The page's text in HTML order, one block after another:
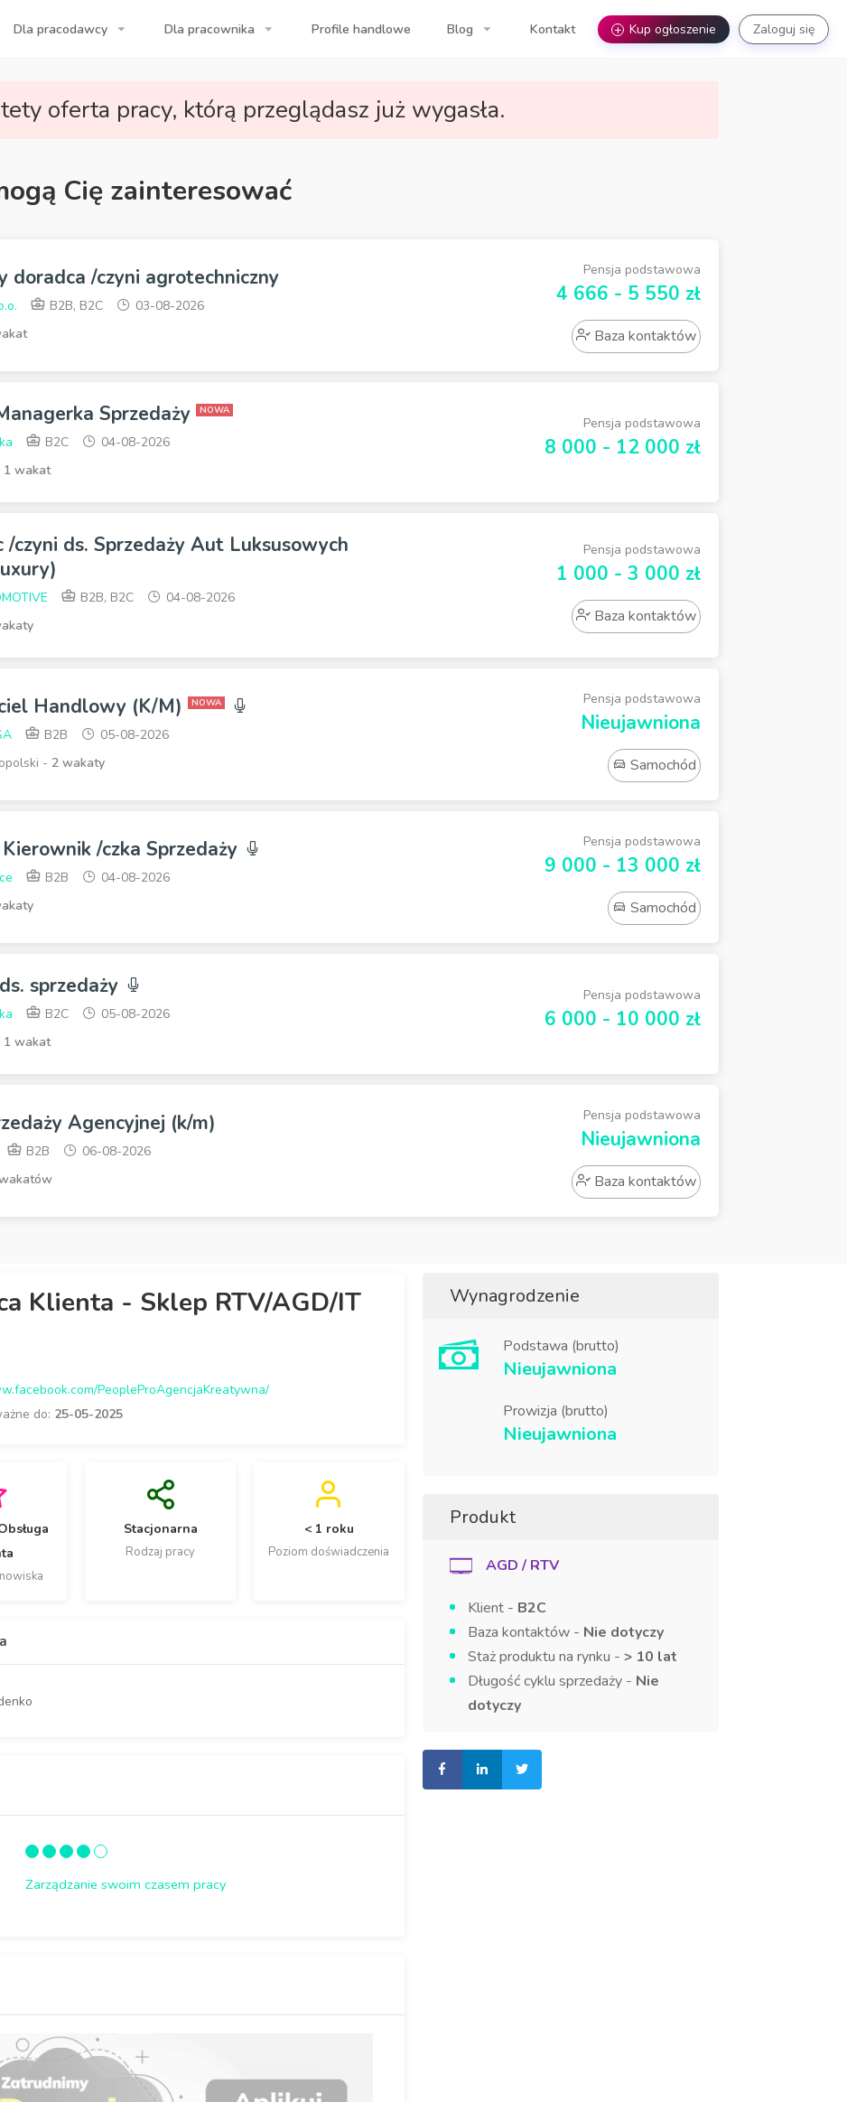
dla Twojej firmy!
Dla pracodawcy Dla pracownika Profile handlowe Blog Kontakt + Kup ogłoszenie Zaloguj się
oferta pracy, którą przeglądasz już wygasła.
Cię zainteresować
doradca /czyni agrotechniczny
B2B, B2C
03-08-2026
Pensja podstawowa
4 666 - 5 550 zł
Baza kontaktów
Sprzedaży NOWA
B2C
04-08-2026
1 wakat
Pensja podstawowa
8 000 - 12 000 zł
czyni ds. Sprzedaży Aut Luksusowych
B2B, B2C
04-08-2026
Pensja podstawowa
1 000 - 3 000 zł
Baza kontaktów
Handlowy (K/M) NOWA
B2B
05-08-2026
- 2 wakaty
Pensja podstawowa
Nieujawniona
Samochód
/czka Sprzedaży
B2B
04-08-2026
Pensja podstawowa
9 000 - 13 000 zł
Samochód
sprzedaży
B2C
05-08-2026
1 wakat
Pensja podstawowa
6 000 - 10 000 zł
Agencyjnej (k/m)
B2B
06-08-2026
Pensja podstawowa
Nieujawniona
Baza kontaktów
Klienta - Sklep RTV/AGD/IT
PeopleProAgencjaKreatywna/
do: 25-05-2025
Stacjonarna
Rodzaj pracy
< 1 roku
Poziom doświadczenia
Zarządzanie swoim czasem pracy
Wynagrodzenie
Podstawa (brutto)
Nieujawniona
Prowizja (brutto)
Nieujawniona
Produkt
AGD / RTV
Klient - B2C
Baza kontaktów - Nie dotyczy
Staż produktu na rynku - > 10 lat
Długość cyklu sprzedaży - Nie
dotyczy